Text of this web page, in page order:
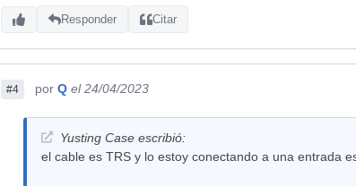
Responder Citar
#4 por Q el 24/04/2023
Yusting Case escribió:
el cable es TRS y lo estoy conectando a una entrada